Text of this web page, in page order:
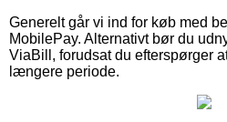
Generelt går vi ind for køb med
MobilePay. Alternativt bør du
ViaBill, forudsat du efterspørger
længere periode.